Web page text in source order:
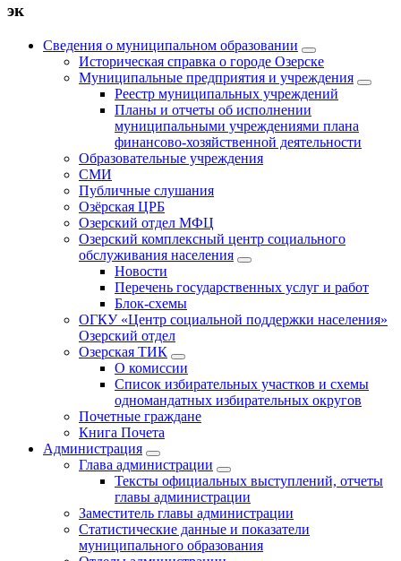
эк
Сведения о муниципальном образовании
Историческая справка о городе Озерске
Муниципальные предприятия и учреждения
Реестр муниципальных учреждений
Планы и отчеты об исполнении
муниципальными учреждениями плана
финансово-хозяйственной деятельности
Образовательные учреждения
СМИ
Публичные слушания
Озёрская ЦРБ
Озерский отдел МФЦ
Озерский комплексный центр социального
обслуживания населения
Новости
Перечень государственных услуг и работ
Блок-схемы
ОГКУ «Центр социальной поддержки населения»
Озерский отдел
Озерская ТИК
О комиссии
Список избирательных участков и схемы
одномандатных избирательных округов
Почетные граждане
Книга Почета
Администрация
Глава администрации
Тексты официальных выступлений, отчеты
главы администрации
Заместитель главы администрации
Статистические данные и показатели
муниципального образования